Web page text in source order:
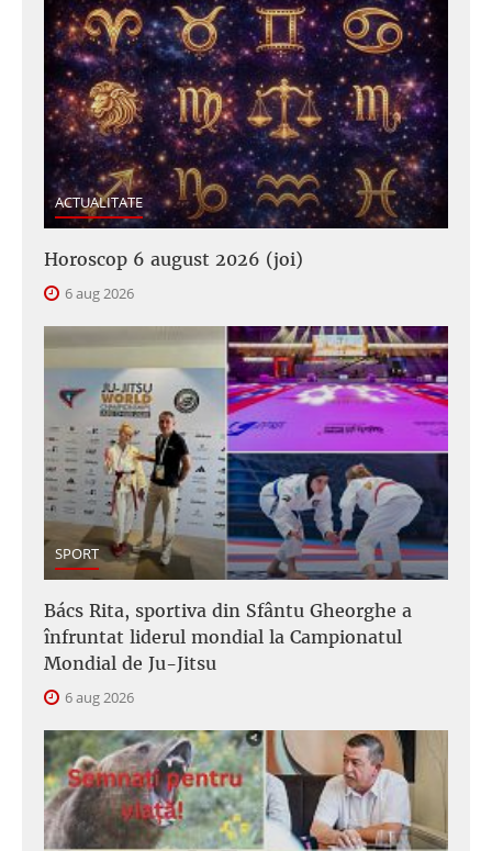
ACTUALITATE
Horoscop 6 august 2026 (joi)
6 aug 2026
SPORT
Bács Rita, sportiva din Sfântu Gheorghe a
înfruntat liderul mondial la Campionatul
Mondial de Ju-Jitsu
6 aug 2026